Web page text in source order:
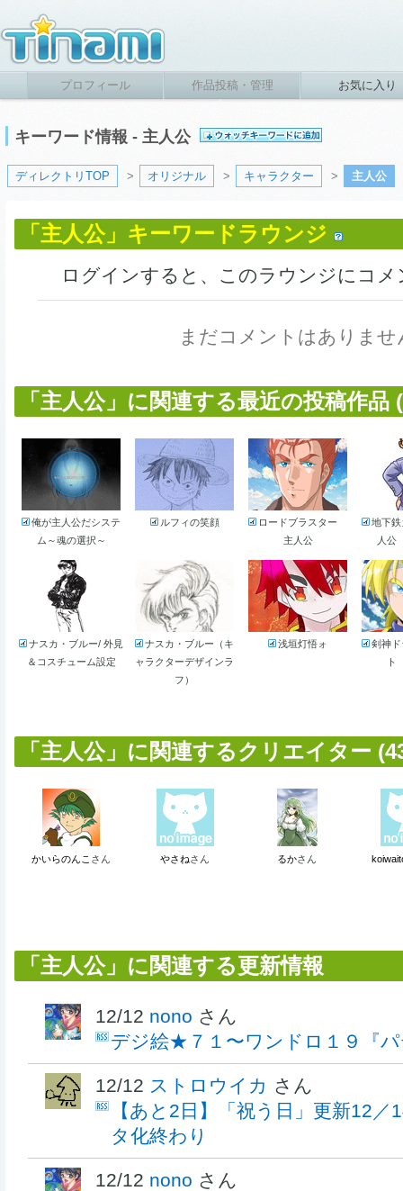
プロフィール 作品投稿・管理 お気に入り
キーワード情報 - 主人公
ディレクトリTOP > オリジナル > キャラクター > 主人公
「主人公」キーワードラウンジ
ログインすると、このラウンジにコ
まだコメントはありませ
「主人公」に関連する最近の投稿作品
俺が主人公だシステ
ム～魂の選択～
ルフィの笑顔
ロードブラスター
主人公
地下
人公
ナスカ・ブルー/ 外見
＆コスチューム設定
ナスカ・ブルー（キ
ャラクターデザインラ
フ）
浅垣灯悟ォ
剣神
ト
「主人公」に関連するクリエイター
かいらのんこ さん やさねさん るかさん
「主人公」に関連する更新情報
12/12 nono さん
デジ絵★７１〜ワンドロ１９『
12/12 ストロウイカ さん
【あと2日】「祝う日」更新12
タ化終わり
12/12 nono さん